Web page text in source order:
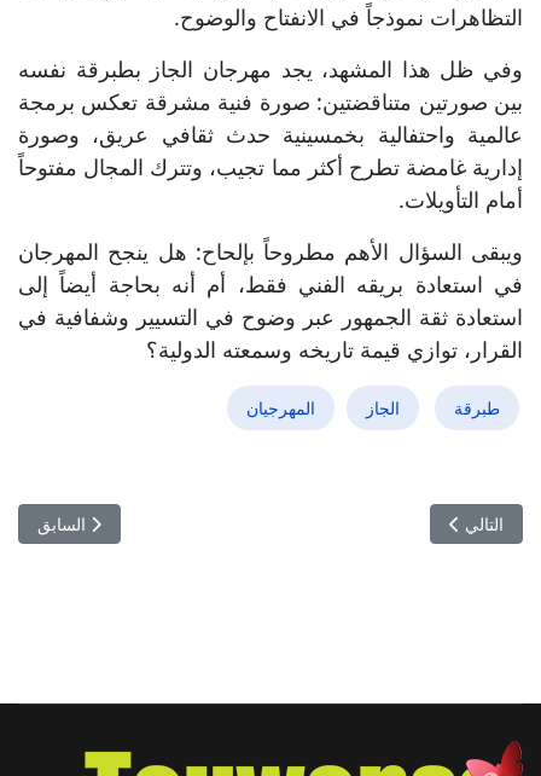
التظاهرات نموذجاً في الانفتاح والوضوح.
وفي ظل هذا المشهد، يجد مهرجان الجاز بطبرقة نفسه
بين صورتين متناقضتين: صورة فنية مشرقة تعكس برمجة
عالمية واحتفالية بخمسينية حدث ثقافي عريق، وصورة
إدارية غامضة تطرح أكثر مما تجيب، وتترك المجال مفتوحاً
أمام التأويلات.
ويبقى السؤال الأهم مطروحاً بإلحاح: هل ينجح المهرجان
في استعادة بريقه الفني فقط، أم أنه بحاجة أيضاً إلى
استعادة ثقة الجمهور عبر وضوح في التسيير وشفافية في
القرار، توازي قيمة تاريخه وسمعته الدولية؟
طبرقة الجاز المهرجيان
المقال
السابق
المقال التالي: بعد سنوات من الغياب والتعثّر.. "جاز طبرقة" يعود ليعزف
التالي